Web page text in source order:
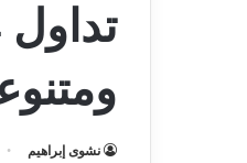
نشوى إبراهيم